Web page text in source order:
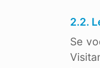
2.2.
Se